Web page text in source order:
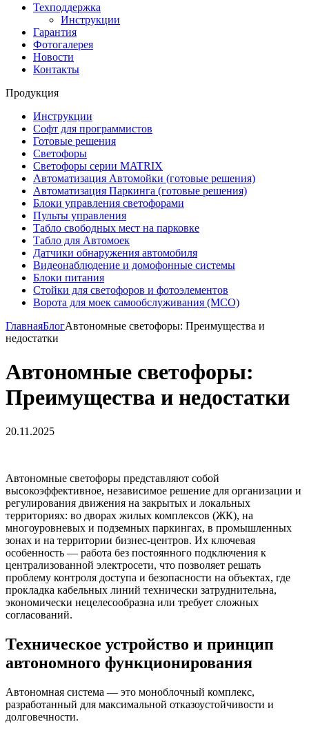
Техподдержка
Инструкции
Гарантия
Фотогалерея
Новости
Контакты
Продукция
Инструкции
Софт для программистов
Готовые решения
Светофоры
Светофоры серии MATRIX
Автоматизация Автомойки (готовые решения)
Автоматизация Паркинга (готовые решения)
Блоки управления светофорами
Пульты управления
Табло свободных мест на парковке
Табло для Автомоек
Датчики обнаружения автомобиля
Видеонаблюдение и домофонные системы
Блоки питания
Стойки для светофоров и фотоэлементов
Ворота для моек самообслуживания (МСО)
ГлавнаяБлогАвтономные светофоры: Преимущества и
недостатки
Автономные светофоры:
Преимущества и недостатки
20.11.2025
Автономные светофоры представляют собой
высокоэффективное, независимое решение для организации и
регулирования движения на закрытых и локальных
территориях: во дворах жилых комплексов (ЖК), на
многоуровневых и подземных паркингах, в промышленных
зонах и на территории бизнес-центров. Их ключевая
особенность — работа без постоянного подключения к
централизованной электросети, что позволяет решать
проблему контроля доступа и безопасности на объектах, где
прокладка кабельных линий технически затруднительна,
экономически нецелесообразна или требует сложных
согласований.
Техническое устройство и принцип
автономного функционирования
Автономная система — это моноблочный комплекс,
разработанный для максимальной отказоустойчивости и
долговечности.